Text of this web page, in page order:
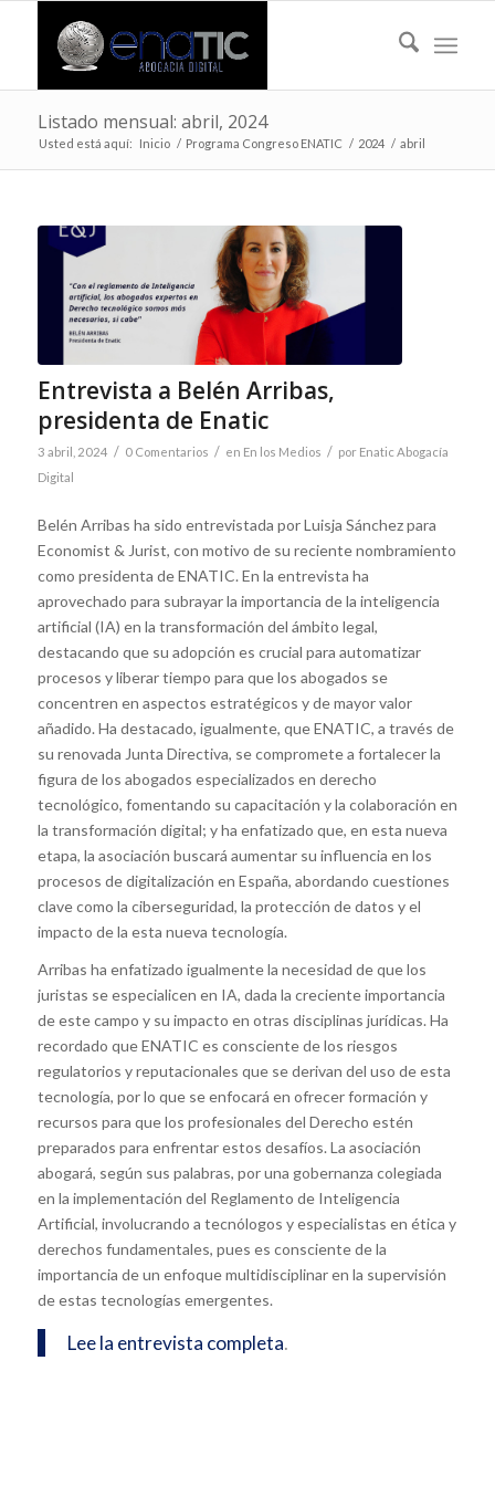
Listado mensual: abril, 2024
Usted está aquí: Inicio / Programa Congreso ENATIC / 2024 / abril
Entrevista a Belén Arribas,
presidenta de Enatic
3 abril, 2024 / 0 Comentarios / en En los Medios / por Enatic Abogacía
Digital
Belén Arribas ha sido entrevistada por Luisja Sánchez para
Economist & Jurist, con motivo de su reciente nombramiento
como presidenta de ENATIC. En la entrevista ha
aprovechado para subrayar la importancia de la inteligencia
artificial (IA) en la transformación del ámbito legal,
destacando que su adopción es crucial para automatizar
procesos y liberar tiempo para que los abogados se
concentren en aspectos estratégicos y de mayor valor
añadido. Ha destacado, igualmente, que ENATIC, a través de
su renovada Junta Directiva, se compromete a fortalecer la
figura de los abogados especializados en derecho
tecnológico, fomentando su capacitación y la colaboración en
la transformación digital; y ha enfatizado que, en esta nueva
etapa, la asociación buscará aumentar su influencia en los
procesos de digitalización en España, abordando cuestiones
clave como la ciberseguridad, la protección de datos y el
impacto de la esta nueva tecnología.
Arribas ha enfatizado igualmente la necesidad de que los
juristas se especialicen en IA, dada la creciente importancia
de este campo y su impacto en otras disciplinas jurídicas. Ha
recordado que ENATIC es consciente de los riesgos
regulatorios y reputacionales que se derivan del uso de esta
tecnología, por lo que se enfocará en ofrecer formación y
recursos para que los profesionales del Derecho estén
preparados para enfrentar estos desafíos. La asociación
abogará, según sus palabras, por una gobernanza colegiada
en la implementación del Reglamento de Inteligencia
Artificial, involucrando a tecnólogos y especialistas en ética y
derechos fundamentales, pues es consciente de la
importancia de un enfoque multidisciplinar en la supervisión
de estas tecnologías emergentes.
Lee la entrevista completa.